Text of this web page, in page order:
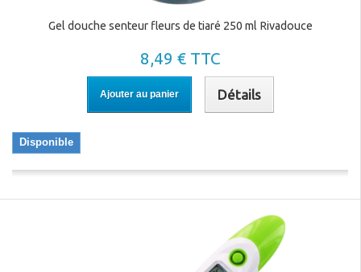
Gel douche senteur fleurs de tiaré 250 ml Rivadouce
8,49 € TTC
Ajouter au panier Détails
Disponible